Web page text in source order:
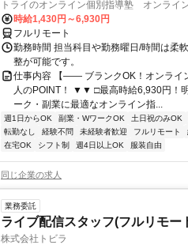
トライのオンライン個別指導塾 オンライ
時給1,430円～6,930円
フルリモート
勤務時間 担当科目や勤務曜日/時間は柔
整が可能です。
仕事内容 【―― ブランクOK！オンラ
人のPOINT！ ▼▼ □最高時給6,930円！
ーク・副業に最適なオンライン指...
週1日からOK 副業・WワークOK 土日祝のみOK
転勤なし
経験不問 未経験者歓迎 フルリモート
在宅OK
シフト制 週4日以上OK 服装自由
同じ企業の求人
業務委託
ライブ配信スタッフ(フルリモー
株式会社トビラ